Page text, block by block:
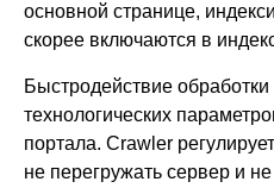
основной странице,
скорее включаются в
Быстродействие обработки
технологических
портала. Crawler
не перегружать сервер и